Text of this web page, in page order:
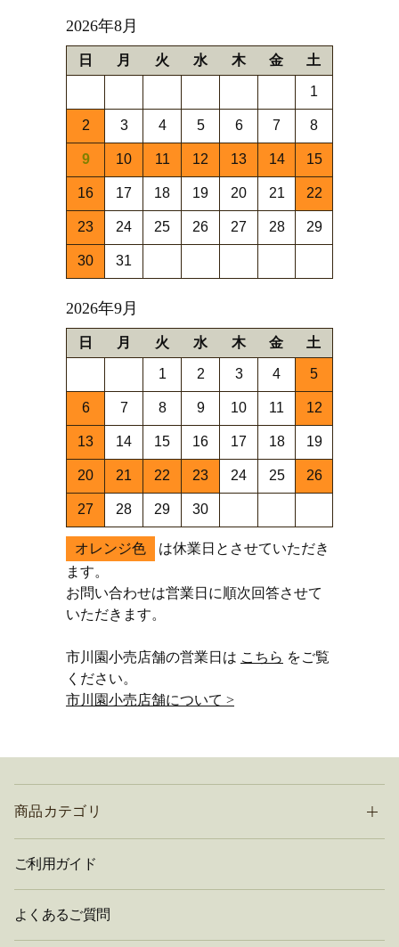
2026年8月
日 月 火 水 木 金 土
1
2 3 4 5 6 7 8
9 10 11 12 13 14 15
16 17 18 19 20 21 22
23 24 25 26 27 28 29
30 31
2026年9月
日 月 火 水 木 金 土
1 2 3 4 5
6 7 8 9 10 11 12
13 14 15 16 17 18 19
20 21 22 23 24 25 26
27 28 29 30
オレンジ色
は休業日とさせていただき
ます。
お問い合わせは営業日に順次回答させて
いただきます。
市川園小売店舗の営業日は こちら をご覧
ください。
市川園小売店舗について >
商品カテゴリ
ご利用ガイド
よくあるご質問